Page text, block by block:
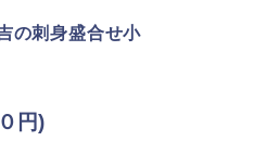
の刺身盛合せ小
円)